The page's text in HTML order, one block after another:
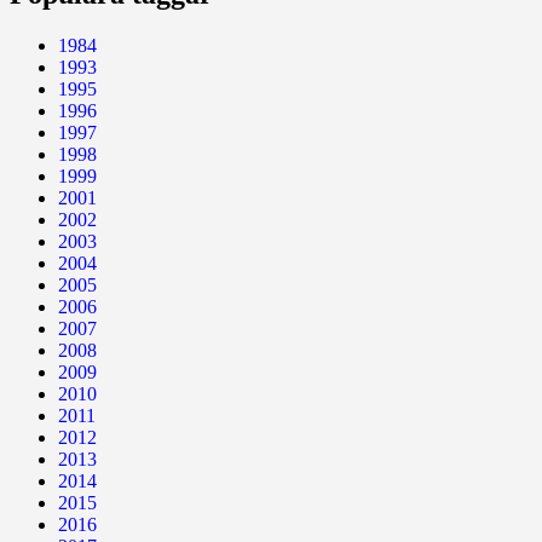
1984
1993
1995
1996
1997
1998
1999
2001
2002
2003
2004
2005
2006
2007
2008
2009
2010
2011
2012
2013
2014
2015
2016